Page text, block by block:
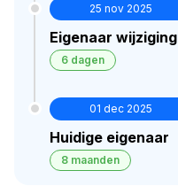
25 nov 2025
Eigenaar wijziging
6 dagen
01 dec 2025
Huidige eigenaar
8 maanden